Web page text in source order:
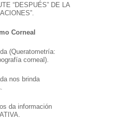
“DESPUÉS” DE LA
Corneal
(Queratometría:
corneal).
nos brinda
da información